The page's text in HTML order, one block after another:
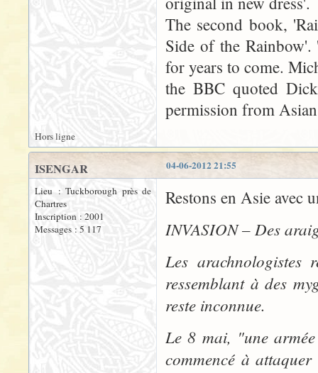
The second book,
Side of the
for years to come.
the BBC quoted
permission from
Hors ligne
04-06-2012 21:55
ISENGAR
Lieu : Tuckborough près de
Chartres
Inscription : 2001
Messages : 5 117
Restons en Asie avec
INVASION – Des
Les arachnologistes
ressemblant à des
reste inconnue.
Le 8 mai, "une
commencé à